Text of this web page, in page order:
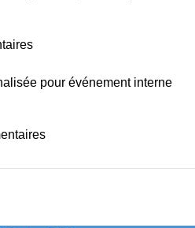
pour événement interne